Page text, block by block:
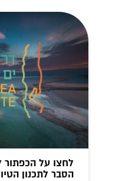
לחצו על הכפתור
הסבר לתכנון